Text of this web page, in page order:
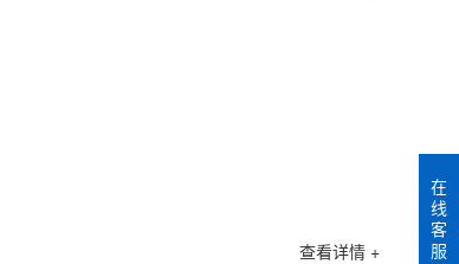
查看详情 +
在
线
客
服